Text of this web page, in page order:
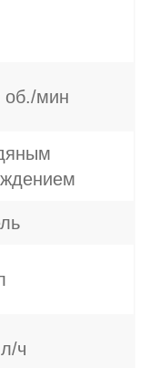
об./мин
ч